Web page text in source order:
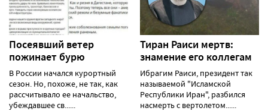
Посеявший ветер
пожинает бурю
В России начался курортный
сезон. Но, похоже, не так, как
рассчитывало ее начальство,
убеждавшее св......
Тиран Раиси мертв:
знамение его коллегам
Ибрагим Раиси, президент так
называемой "Исламской
Республики Иран", разбился
насмерть с вертолетом......